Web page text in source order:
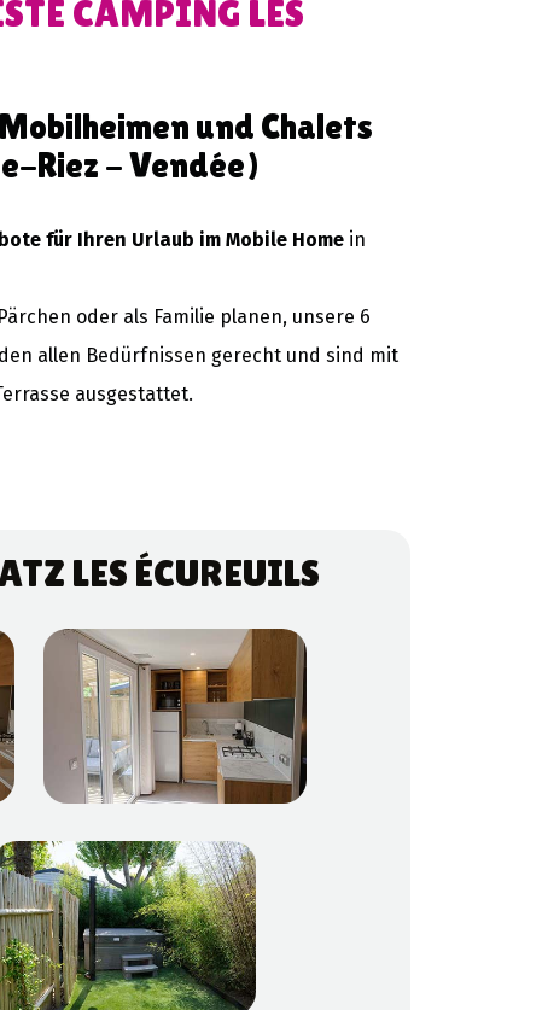
CAMPING LES
und Chalets
Riez - Vendée)
für Ihren Urlaub im Mobile Home in
oder als Familie planen, unsere 6
allen Bedürfnissen gerecht und sind mit
ausgestattet.
LES ÉCUREUILS